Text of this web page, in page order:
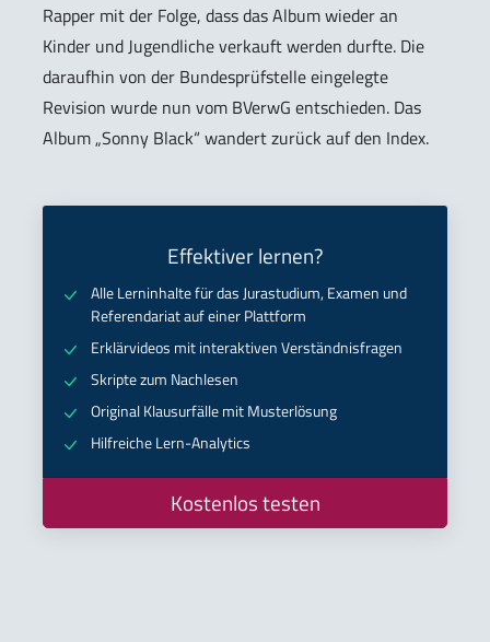
Rapper mit der Folge, dass das Album wieder an
Kinder und Jugendliche verkauft werden durfte. Die
daraufhin von der Bundesprüfstelle eingelegte
Revision wurde nun vom BVerwG entschieden. Das
Album „Sonny Black“ wandert zurück auf den Index.
Effektiver lernen?
Alle Lerninhalte für das Jurastudium, Examen und
Referendariat auf einer Plattform
Erklärvideos mit interaktiven Verständnisfragen
Skripte zum Nachlesen
Original Klausurfälle mit Musterlösung
Hilfreiche Lern-Analytics
Kostenlos testen